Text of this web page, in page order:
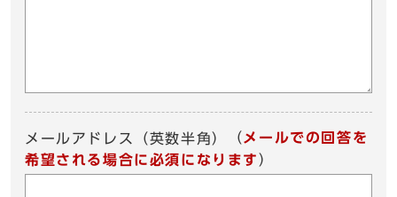
メールアドレス（英数半角） （ メールでの回答を
希望される場合に必須になります ）